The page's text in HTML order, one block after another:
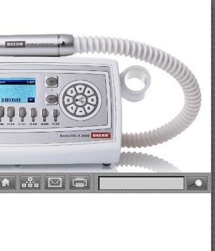
OBJAVLJENI SU POTICAJI GRADA ZAGREBA